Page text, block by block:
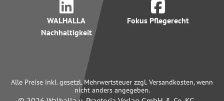
WALHALLA
Nachhaltigkeit
Fokus Pflegerecht
Alle Preise inkl. gesetzl. Mehrwertsteuer zzgl. Versandkosten, wenn
nicht anders angegeben.